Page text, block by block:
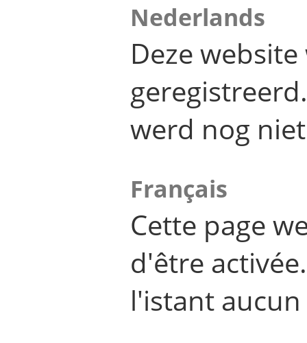
Nederlands
Deze
werd nog
Français
Cette page
d'être
l'istant